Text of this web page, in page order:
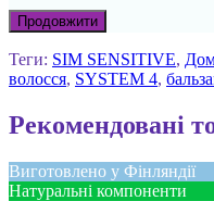
Продовжити
Теги: SIM SENSITIVE,
волосся, SYSTEM 4,
Рекомендовані
Виготовлено у Фінляндії
Натуральні компоненти